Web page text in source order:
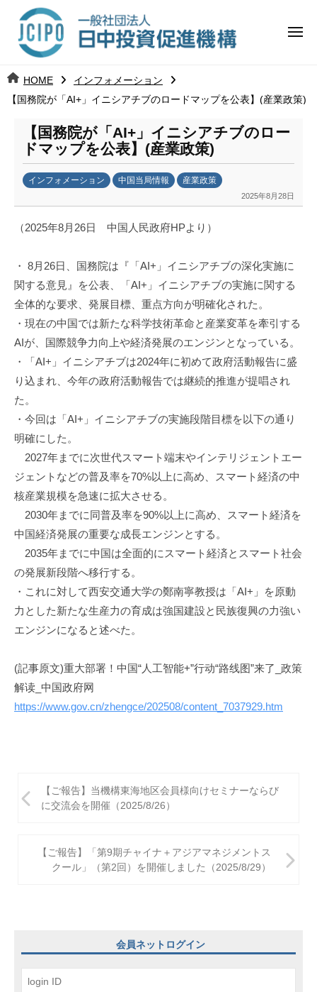
ツ 日
中
投
資
進
機
構
j
c
メ
HOME
インフォメーション
【国務院が「AI+」イニシアチブのロードマップを公表】(産業政策)
【国務院が「AI+」イニシアチブのロー
ドマップを公表】(産業政策)
インフォメーション 中国当局情報 産業政策
2025年8月28日
日
投
資
促
進
構
j
c
i
p
o
)
（2025年8月26日 中国人民政府HPより）
・ 8月26日、国務院は『「AI+」イニシアチブの深化実施に
関する意見』を公表、「AI+」イニシアチブの実施に関する
全体的な要求、発展目標、重点方向が明確化された。
・現在の中国では新たな科学技術革命と産業変革を牽引する
AIが、国際競争力向上や経済発展のエンジンとなっている。
・「AI+」イニシアチブは2024年に初めて政府活動報告に盛
り込まれ、今年の政府活動報告では継続的推進が提唱され
た。
・今回は「AI+」イニシアチブの実施段階目標を以下の通り
明確にした。
2027年までに次世代スマート端末やインテリジェントエー
ジェントなどの普及率を70%以上に高め、スマート経済の中
核産業規模を急速に拡大させる。
2030年までに同普及率を90%以上に高め、スマート経済を
中国経済発展の重要な成長エンジンとする。
2035年までに中国は全面的にスマート経済とスマート社会
の発展新段階へ移行する。
・これに対して西安交通大学の鄭南寧教授は「AI+」を原動
力とした新たな生産力の育成は強国建設と民族復興の力強い
エンジンになると述べた。
(記事原文)重大部署！中国“人工智能+”行动“路线图”来了_政策
解读_中国政府网
https://www.gov.cn/zhengce/202508/content_7037929.htm
稿
ョ
ン
【ご報告】当機構東海地区会員様向けセミナーならび
に交流会を開催（2025/8/26）
【ご報告】「第9期チャイナ＋アジアマネジメントス
クール」（第2回）を開催しました（2025/8/29）
会員ネットログイン
日
中
資
進
機
構